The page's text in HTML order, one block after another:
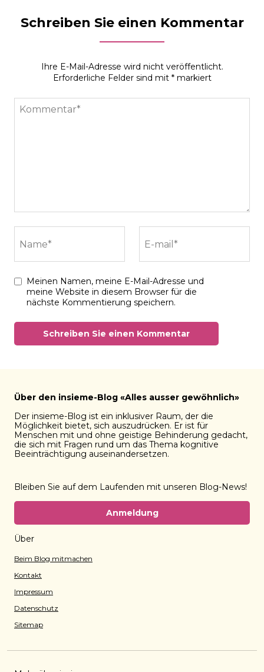
Schreiben Sie einen Kommentar
Ihre E-Mail-Adresse wird nicht veröffentlicht.
Erforderliche Felder sind mit *markiert
Kommentar*
Meinen Namen, meine E-Mail-Adresse und
meine Website in diesem Browser für die
nächste Kommentierung speichern.
Über den insieme-Blog «Alles ausser gewöhnlich»
Der insieme-Blog ist ein inklusiver Raum, der die
Möglichkeit bietet, sich auszudrücken. Er ist für
Menschen mit und ohne geistige Behinderung gedacht,
die sich mit Fragen rund um das Thema kognitive
Beeinträchtigung auseinandersetzen.
Bleiben Sie auf dem Laufenden mit unseren Blog-News!
Anmeldung
Über
Beim Blog mitmachen
Kontakt
Impressum
Datenschutz
Sitemap